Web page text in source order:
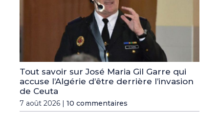
Tout savoir sur José Maria Gil Garre qui
accuse l’Algérie d’être derrière l’invasion
de Ceuta
7 août 2026 | 10 commentaires